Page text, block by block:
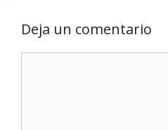
Deja un comentario